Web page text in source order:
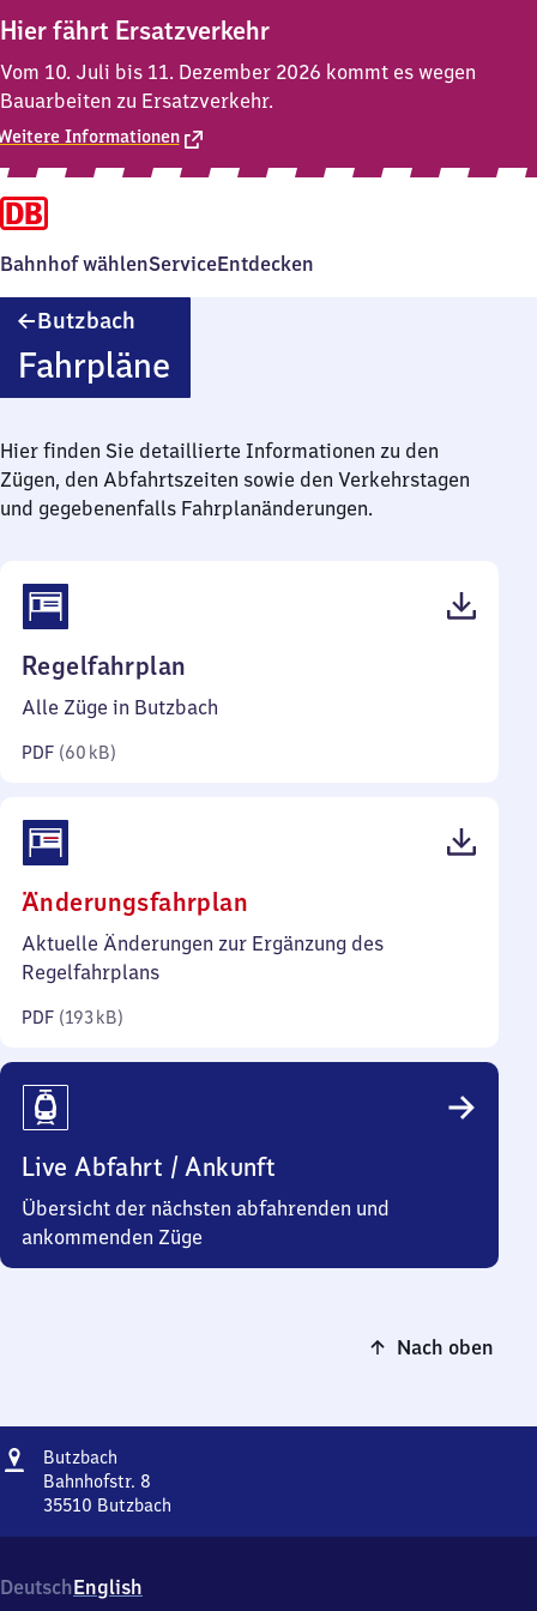
Hier fährt Ersatzverkehr
Vom 10. Juli bis 11. Dezember 2026 kommt es wegen
Bauarbeiten zu Ersatzverkehr.
Informationen
Bahnhof wählenServiceEntdecken
Butzbach
Fahrpläne
Hier finden Sie detaillierte Informationen zu den
Zügen, den Abfahrtszeiten sowie den Verkehrstagen
und gegebenenfalls Fahrplanänderungen.
Regelfahrplan
60
Alle Züge in Butzbach
PDF (60 kB)
Änderungsfahrplan
193
Aktuelle Änderungen zur Ergänzung des
Regelfahrplans
PDF (193 kB)
Live Abfahrt / Ankunft
Übersicht der nächsten abfahrenden und
ankommenden Züge
Nach oben
Adresse
Butzbach
Bahnhofstr. 8
35510 Butzbach
8,
3
DeutschEnglish